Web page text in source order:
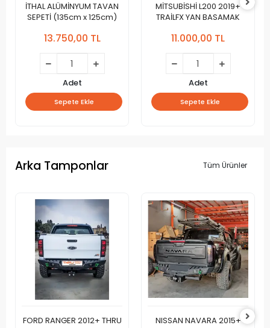
İTHAL ALÜMİNYUM TAVAN
SEPETİ (135cm x 125cm)
13.750,00 TL
Adet
Sepete Ekle
MİTSUBİSHİ L200 2019+
TRAİLFX YAN BASAMAK
11.000,00 TL
Adet
Sepete Ekle
Arka Tamponlar Tüm Ürünler
FORD RANGER 2012+ THRU
NISSAN NAVARA 2015+